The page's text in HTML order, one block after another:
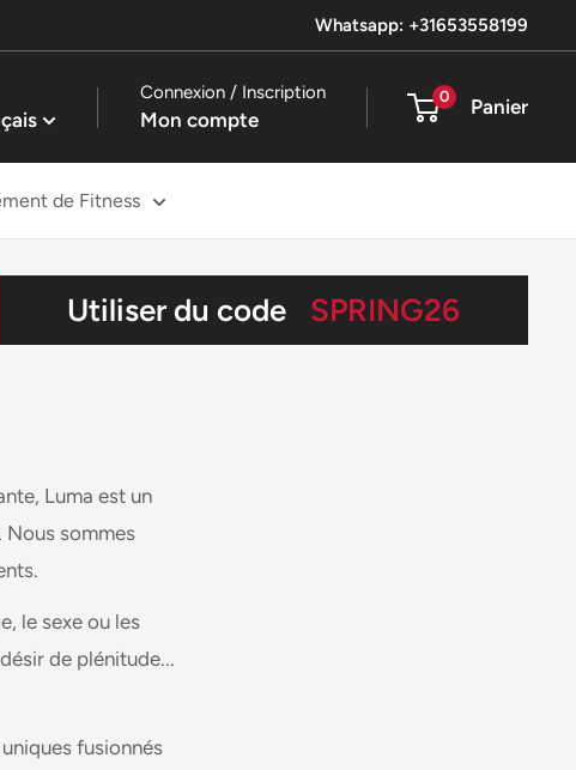
Whatsapp: +31653558199
Connexion / Inscription
Mon compte
0 Panier
de Fitness
Utiliser du code SPRING26
Luma est un
sommes
le sexe ou les
de plénitude...
fusionnés